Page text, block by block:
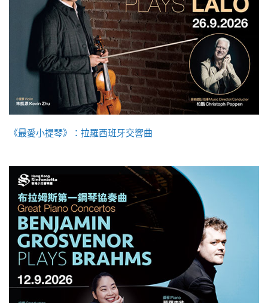
《最愛小提琴》：拉羅西班牙交響曲